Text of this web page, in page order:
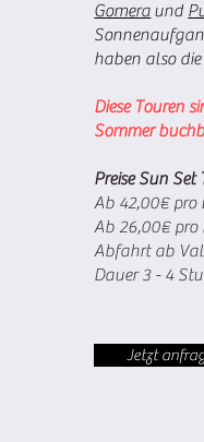
Gomera und
haben also
Diese Touren
Sommer
Preise Sun Set
Ab 42,00€ pro
Ab 26,00€ pro
Abfahrt ab
Dauer 3 - 4
Jetzt